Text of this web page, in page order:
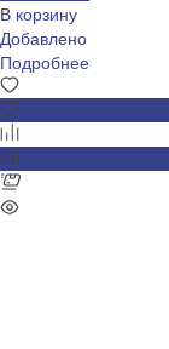
В корзину
Добавлено
Подробнее